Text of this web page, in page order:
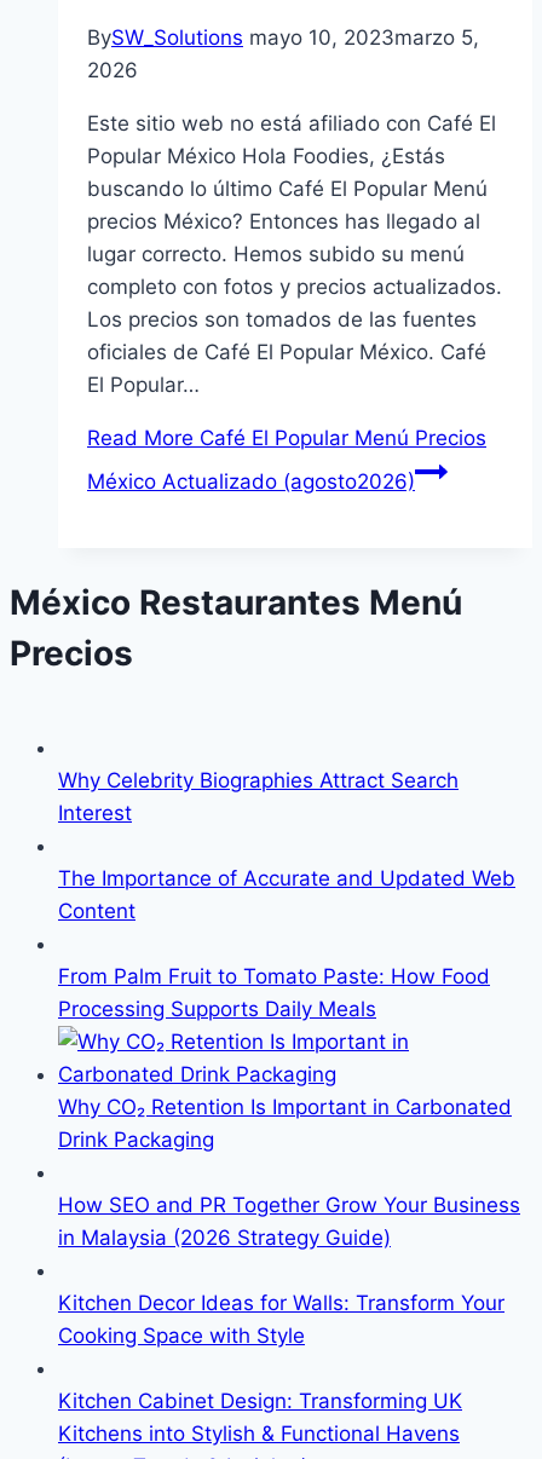
BySW_Solutions mayo 10, 2023marzo 5,
2026
Este sitio web no está afiliado con Café El
Popular México Hola Foodies, ¿Estás
buscando lo último Café El Popular Menú
precios México? Entonces has llegado al
lugar correcto. Hemos subido su menú
completo con fotos y precios actualizados.
Los precios son tomados de las fuentes
oficiales de Café El Popular México. Café
El Popular…
Read More Café El Popular Menú Precios
México Actualizado (agosto2026)
México Restaurantes Menú
Precios
Why Celebrity Biographies Attract Search
Interest
The Importance of Accurate and Updated Web
Content
From Palm Fruit to Tomato Paste: How Food
Processing Supports Daily Meals
Why CO₂ Retention Is Important in Carbonated
Drink Packaging
How SEO and PR Together Grow Your Business
in Malaysia (2026 Strategy Guide)
Kitchen Decor Ideas for Walls: Transform Your
Cooking Space with Style
Kitchen Cabinet Design: Transforming UK
Kitchens into Stylish & Functional Havens